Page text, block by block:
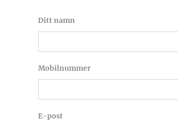
Ditt namn
Mobilnummer
E-post